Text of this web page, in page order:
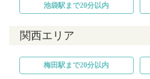
池袋駅まで20分以内
関西エリア
梅田駅まで20分以内